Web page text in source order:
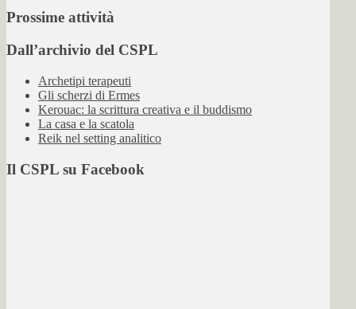
Prossime attività
Dall’archivio del CSPL
Archetipi terapeuti
Gli scherzi di Ermes
Kerouac: la scrittura creativa e il buddismo
La casa e la scatola
Reik nel setting analitico
Il CSPL su Facebook